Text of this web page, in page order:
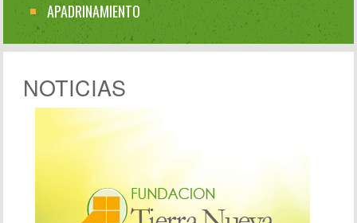
APADRINAMIENTO
NOTICIAS